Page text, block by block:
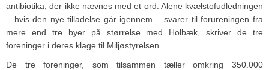
antibiotika, der ikke nævnes med et ord. Alene kvælstofudledningen
– hvis den nye tilladelse går igennem – svarer til forureningen fra
mere end tre byer på størrelse med Holbæk, skriver de tre
foreninger i deres klage til Miljøstyrelsen.
De tre foreninger, som tilsammen tæller omkring 350.000